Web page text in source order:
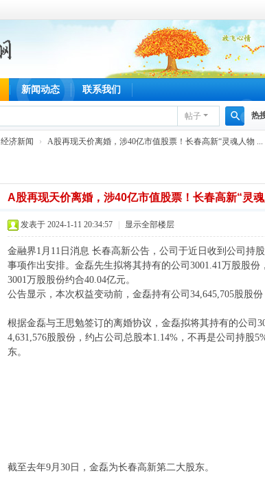
新闻动态 联系我们
帖子
搜
热
经济新闻 › A股再现天价离婚，涉40亿市值股票！长春高新“灵魂人物 ...
A股再现天价离婚，涉40亿市值股票！长春高新“灵
发表于 2024-1-11 20:34:57 显示全部楼层
金融界1月11日消息 长春高新公告，公司于近日收到公司持
事项作出安排。金磊先生拟将其持有的公司3001.41万股股
3001万股股份约合40.04亿元。
公告显示，本次权益变动前，金磊持有公司34,645,705股股
根据金磊与王思勉签订的离婚协议，金磊拟将其持有的公司
4,631,576股股份，约占公司总股本1.14%，不再是公司持股
东。
截至去年9月30日，金磊为长春高新第二大股东。